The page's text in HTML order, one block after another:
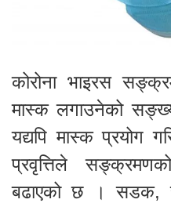
कोरोना भाइरस
मास्क लगाउनेको
यद्यपि मास्क प्रयोग
प्रवृत्तिले
बढाएको छ । सडक,